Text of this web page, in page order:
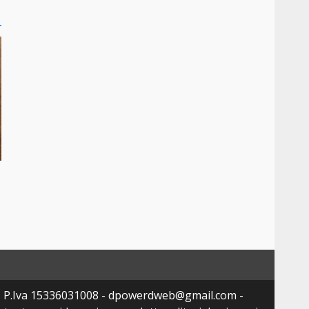
15336031008 - dpowerdweb@gmail.com -